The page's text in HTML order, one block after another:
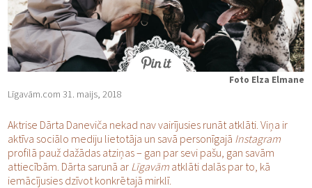
Foto Elza Elmane
Līgavām.com 31. maijs, 2018
Aktrise Dārta Daneviča nekad nav vairījusies runāt atklāti. Viņa ir
aktīva sociālo mediju lietotāja un savā personīgajā Instagram
profilā pauž dažādas atziņas – gan par sevi pašu, gan savām
attiecībām. Dārta sarunā ar Līgavām atklāti dalās par to, kā
iemācījusies dzīvot konkrētajā mirklī.